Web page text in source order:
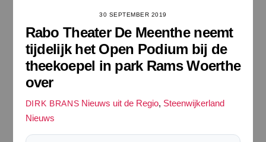
30 SEPTEMBER 2019
Rabo Theater De Meenthe neemt
tijdelijk het Open Podium bij de
theekoepel in park Rams Woerthe
over
DIRK BRANS Nieuws uit de Regio, Steenwijkerland
Nieuws